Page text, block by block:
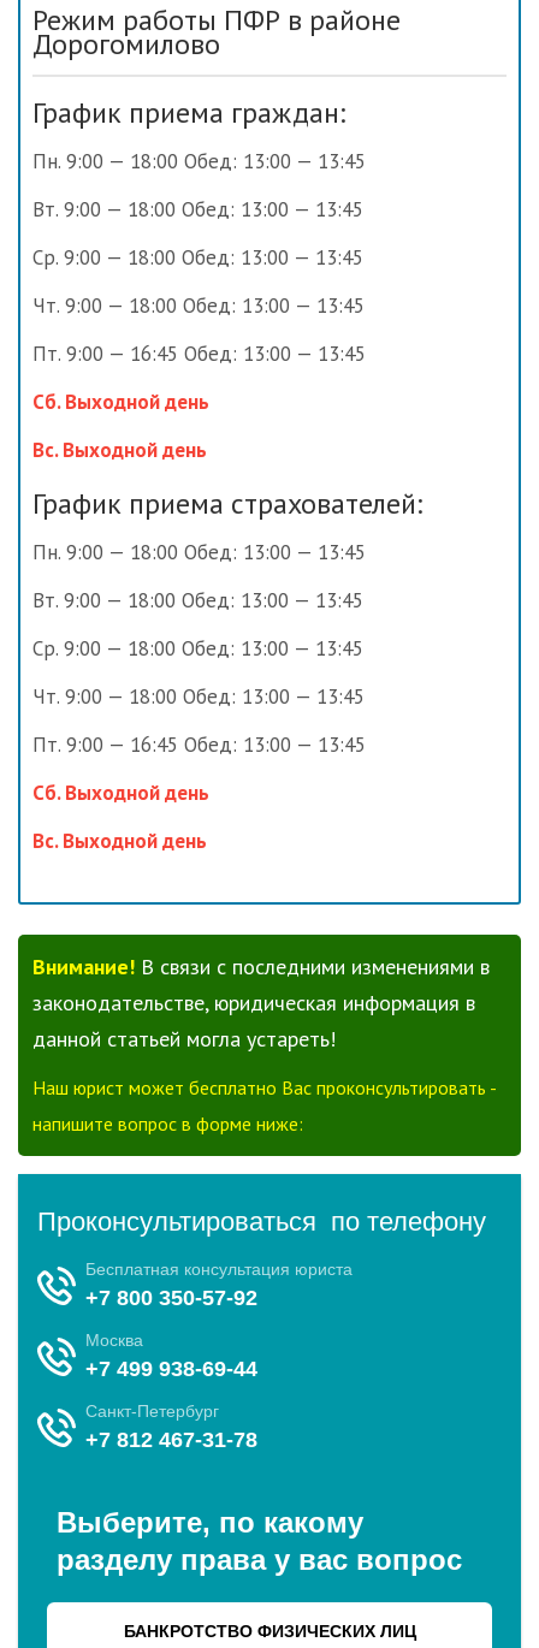
Режим работы ПФР в районе
Дорогомилово
График приема граждан:
Пн. 9:00 — 18:00 Обед: 13:00 — 13:45
Вт. 9:00 — 18:00 Обед: 13:00 — 13:45
Ср. 9:00 — 18:00 Обед: 13:00 — 13:45
Чт. 9:00 — 18:00 Обед: 13:00 — 13:45
Пт. 9:00 — 16:45 Обед: 13:00 — 13:45
Сб. Выходной день
Вс. Выходной день
График приема страхователей:
Пн. 9:00 — 18:00 Обед: 13:00 — 13:45
Вт. 9:00 — 18:00 Обед: 13:00 — 13:45
Ср. 9:00 — 18:00 Обед: 13:00 — 13:45
Чт. 9:00 — 18:00 Обед: 13:00 — 13:45
Пт. 9:00 — 16:45 Обед: 13:00 — 13:45
Сб. Выходной день
Вс. Выходной день
Внимание! В связи с последними изменениями в
законодательстве, юридическая информация в
данной статьей могла устареть!
Наш юрист может бесплатно Вас проконсультировать -
напишите вопрос в форме ниже: